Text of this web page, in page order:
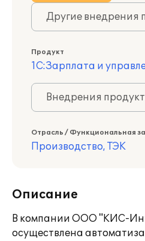
Другие внедрения
Продукт
1С:Зарплата и
Внедрения
Отрасль / Функциональная
Производство, ТЭК
Описание
В компании ООО "КИС-
осуществлена